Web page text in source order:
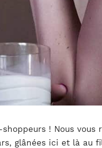
! Nous
glânées ici et là au